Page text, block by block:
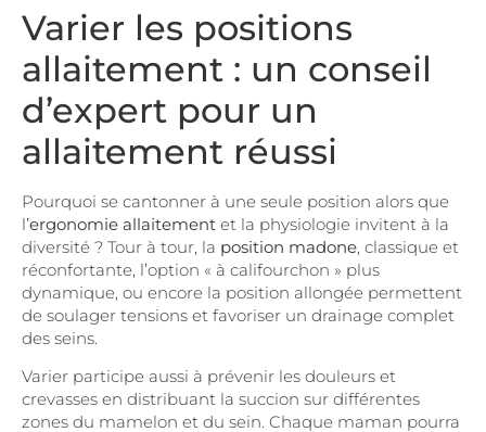
Varier les positions
allaitement : un conseil
d’expert pour un
allaitement réussi
Pourquoi se cantonner à une seule position alors que
l’ergonomie allaitement et la physiologie invitent à la
diversité ? Tour à tour, la position madone, classique et
réconfortante, l’option « à califourchon » plus
dynamique, ou encore la position allongée permettent
de soulager tensions et favoriser un drainage complet
des seins.
Varier participe aussi à prévenir les douleurs et
crevasses en distribuant la succion sur différentes
zones du mamelon et du sein. Chaque maman pourra